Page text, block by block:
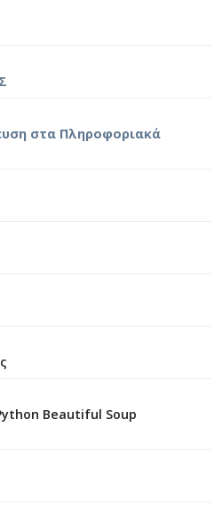
στα Πληροφοριακά
Beautiful Soup